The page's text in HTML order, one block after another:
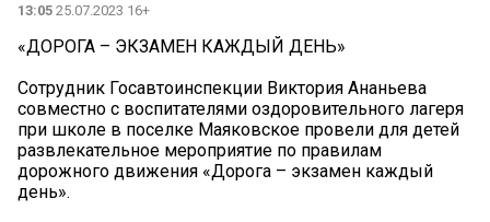
13:05 25.07.2023 16+
«ДОРОГА – ЭКЗАМЕН КАЖДЫЙ ДЕНЬ»
Сотрудник Госавтоинспекции Виктория Ананьева
совместно с воспитателями оздоровительного лагеря
при школе в поселке Маяковское провели для детей
развлекательное мероприятие по правилам
дорожного движения «Дорога – экзамен каждый
день».